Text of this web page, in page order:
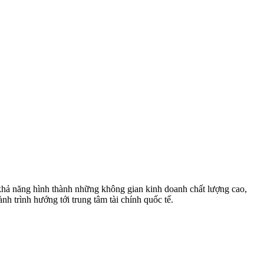
năng hình thành những không gian kinh doanh chất lượng cao,
trình hướng tới trung tâm tài chính quốc tế.